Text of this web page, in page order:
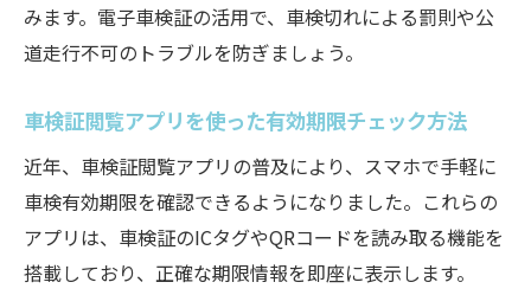
みます。電子車検証の活用で、車検切れによる罰則や公
道走行不可のトラブルを防ぎましょう。
車検証閲覧アプリを使った有効期限チェック方法
近年、車検証閲覧アプリの普及により、スマホで手軽に
車検有効期限を確認できるようになりました。これらの
アプリは、車検証のICタグやQRコードを読み取る機能を
搭載しており、正確な期限情報を即座に表示します。